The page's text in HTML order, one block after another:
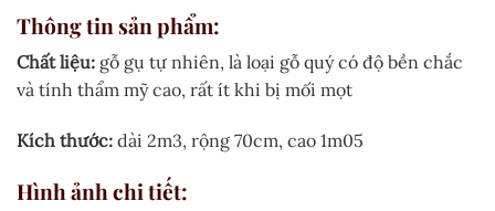
Thông tin sản phẩm:
Chất liệu: gỗ gụ tự nhiên, là loại gỗ quý có độ bền chắc
và tính thẩm mỹ cao, rất ít khi bị mối mọt
Kích thước: dài 2m3, rộng 70cm, cao 1m05
Hình ảnh chi tiết: